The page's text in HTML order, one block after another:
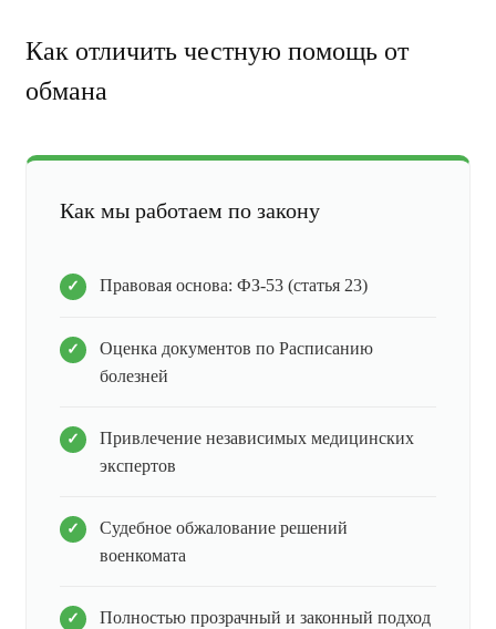
Как отличить честную помощь от
обмана
Как мы работаем по закону
Правовая основа: ФЗ-53 (статья 23)
Оценка документов по Расписанию
болезней
Привлечение независимых медицинских
экспертов
Судебное обжалование решений
военкомата
Полностью прозрачный и законный подход